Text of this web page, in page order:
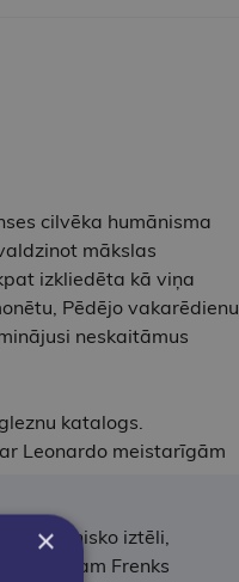
cilvēka humānisma
mākslas
izkliedēta kā viņa
Pēdējo vakarēdienu
neskaitāmus
katalogs.
Leonardo meistarīgām
tehnisko iztēli,
Frenks
×